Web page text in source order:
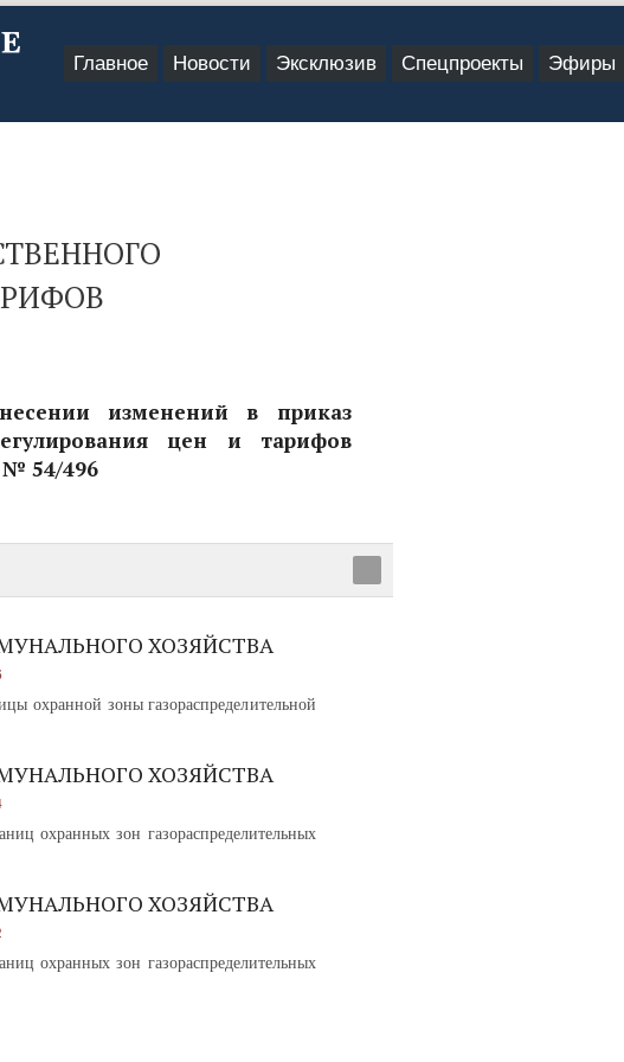
Главное Новости Эксклюзив Спецпроекты Эфиры
изменений в приказ
цен и тарифов
№ 54/496
ХОЗЯЙСТВА
охранной зоны газораспределительной
ХОЗЯЙСТВА
охранных зон газораспределительных
ХОЗЯЙСТВА
охранных зон газораспределительных